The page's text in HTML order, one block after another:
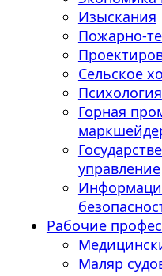
Изыскания
Пожарно-
Сельское
Психология
Горная
управление
Рабочие
Маляр